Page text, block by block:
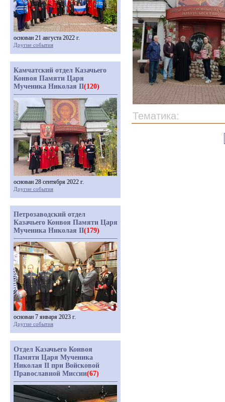
Тематика:
основан 21 августа 2022 г.
Другие события
Камчатский отдел Казачьего
Конвоя Памяти Царя
Мученика Николая II(120)
основан 28 сентября 2022 г.
Другие события
Петрозаводский отдел
Казачьего Конвоя Памяти Царя
Мученика Николая II(179)
основан 7 января 2023 г.
Другие события
Отдел Казачьего Конвоя
Памяти Царя Мученика
Николая II при Войсковой
Православной Миссии(67)